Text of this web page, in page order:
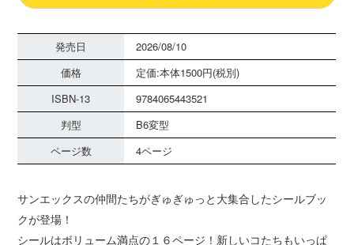
発売日
2026/08/10
価格
定価:本体1500円(税別)
ISBN-13
9784065443521
判型
B6変型
ページ数
4ページ
サンエックスの仲間たちがぎゅぎゅっと大集合したシールブッ
クが登場！
シールはボリューム満点の１６ページ！新しいコたちもいっぱ